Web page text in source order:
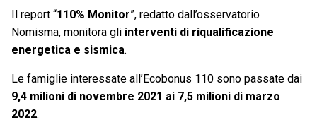
Il report “110% Monitor”, redatto dall’osservatorio
Nomisma, monitora gli interventi di riqualificazione
energetica e sismica.
Le famiglie interessate all’Ecobonus 110 sono passate dai
9,4 milioni di novembre 2021 ai 7,5 milioni di marzo
2022.